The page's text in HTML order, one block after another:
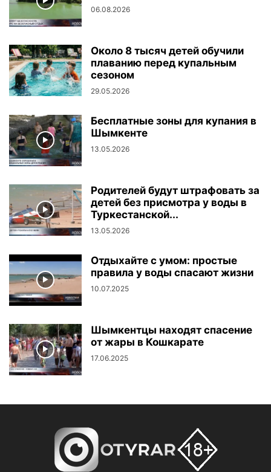
06.08.2026
Около 8 тысяч детей обучили
плаванию перед купальным
сезоном
29.05.2026
Бесплатные зоны для купания в
Шымкенте
13.05.2026
Родителей будут штрафовать за
детей без присмотра у воды в
Туркестанской...
13.05.2026
Отдыхайте с умом: простые
правила у воды спасают жизни
10.07.2025
Шымкентцы находят спасение
от жары в Кошкарате
17.06.2025